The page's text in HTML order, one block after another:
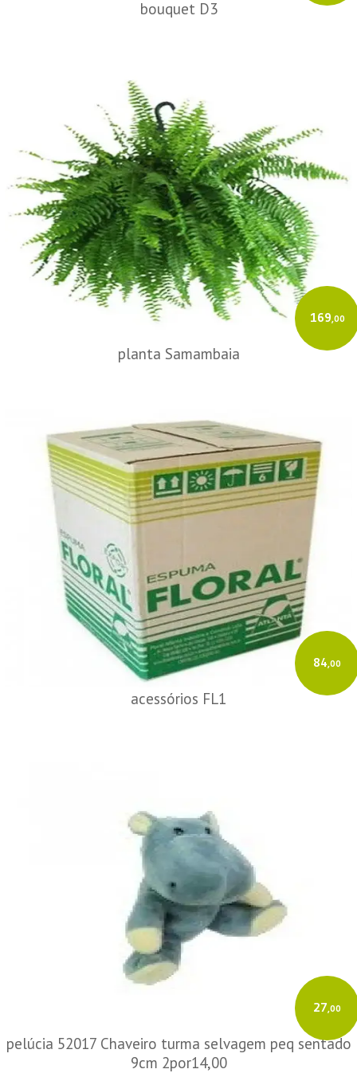
bouquet D3
169,00
planta Samambaia
84,00
acessórios FL1
27,00
pelúcia 52017 Chaveiro turma selvagem peq sentado
9cm 2por14,00